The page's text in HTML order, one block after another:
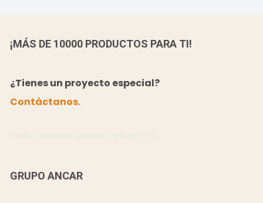
¡MÁS DE 10000 PRODUCTOS PARA TI!
¿Tienes un proyecto especial?
Contáctanos.
GRUPO ANCAR